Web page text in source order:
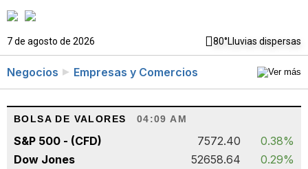
7 de agosto de 2026 80°Lluvias dispersas
Negocios Empresas y Comercios
BOLSA DE VALORES 04:09 AM
S&P 500 - (CFD) 7572.40
0.38%
Dow Jones
52658.64
0.29%